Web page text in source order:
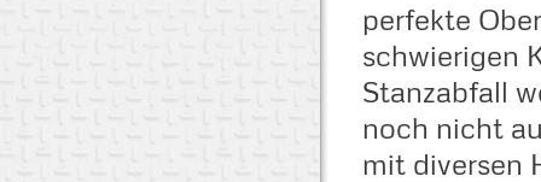
perfekte
schwierigen
Stanzabfall
noch nicht
mit diversen